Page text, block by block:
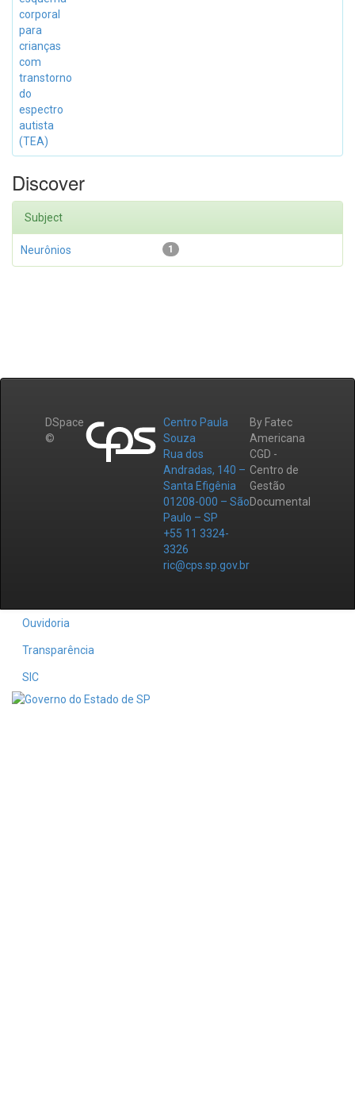
corporal
para
crianças
com
transtorno
do
espectro
autista
(TEA)
Discover
Subject
1
Neurônios
DSpace
©
Centro Paula
Souza
Rua dos
Andradas, 140 –
Santa Efigênia
01208-000 – São
Paulo – SP
+55 11 3324-
3326
ric@cps.sp.gov.br
By Fatec
Americana
CGD -
Centro de
Gestão
Documental
Ouvidoria
Transparência
SIC